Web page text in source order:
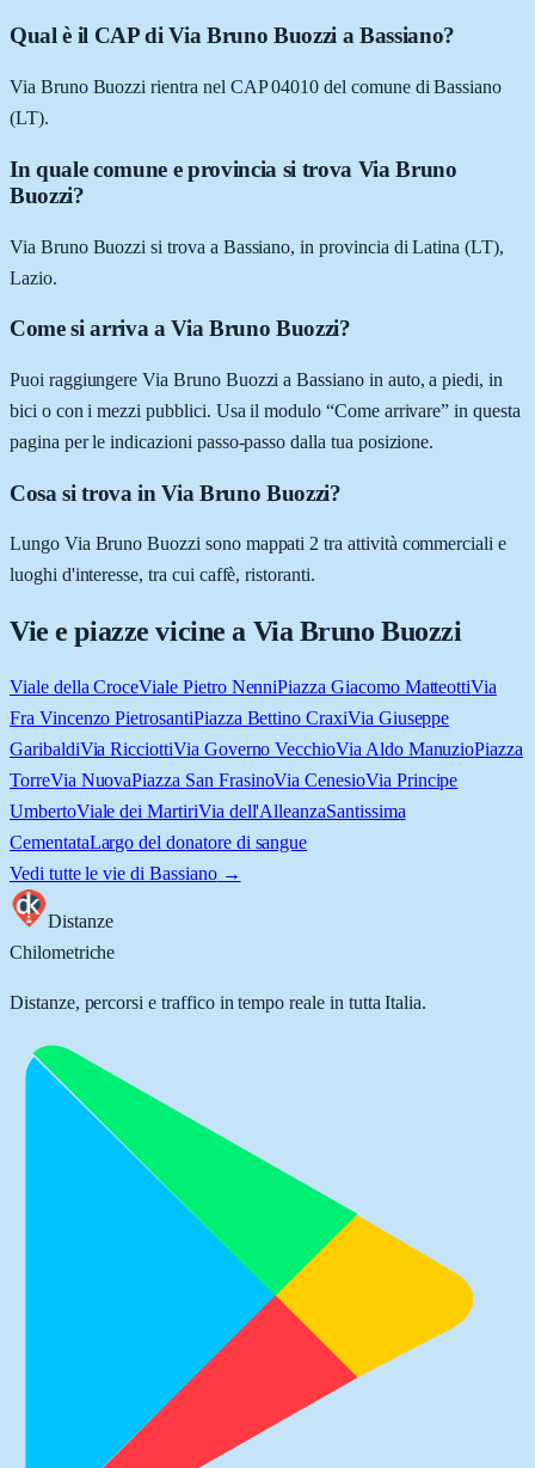
Qual è il CAP di Via Bruno Buozzi a Bassiano?
Via Bruno Buozzi rientra nel CAP 04010 del comune di Bassiano
(LT).
In quale comune e provincia si trova Via Bruno
Buozzi?
Via Bruno Buozzi si trova a Bassiano, in provincia di Latina (LT),
Lazio.
Come si arriva a Via Bruno Buozzi?
Puoi raggiungere Via Bruno Buozzi a Bassiano in auto, a piedi, in
bici o con i mezzi pubblici. Usa il modulo “Come arrivare” in questa
pagina per le indicazioni passo-passo dalla tua posizione.
Cosa si trova in Via Bruno Buozzi?
Lungo Via Bruno Buozzi sono mappati 2 tra attività commerciali e
luoghi d'interesse, tra cui caffè, ristoranti.
Vie e piazze vicine a Via Bruno Buozzi
Viale della CroceViale Pietro NenniPiazza Giacomo MatteottiVia
Fra Vincenzo PietrosantiPiazza Bettino CraxiVia Giuseppe
GaribaldiVia RicciottiVia Governo VecchioVia Aldo ManuzioPiazza
TorreVia NuovaPiazza San FrasinoVia CenesioVia Principe
UmbertoViale dei MartiriVia dell'AlleanzaSantissima
CementataLargo del donatore di sangue
Vedi tutte le vie di Bassiano→
Distanze
Chilometriche
Distanze, percorsi e traffico in tempo reale in tutta Italia.